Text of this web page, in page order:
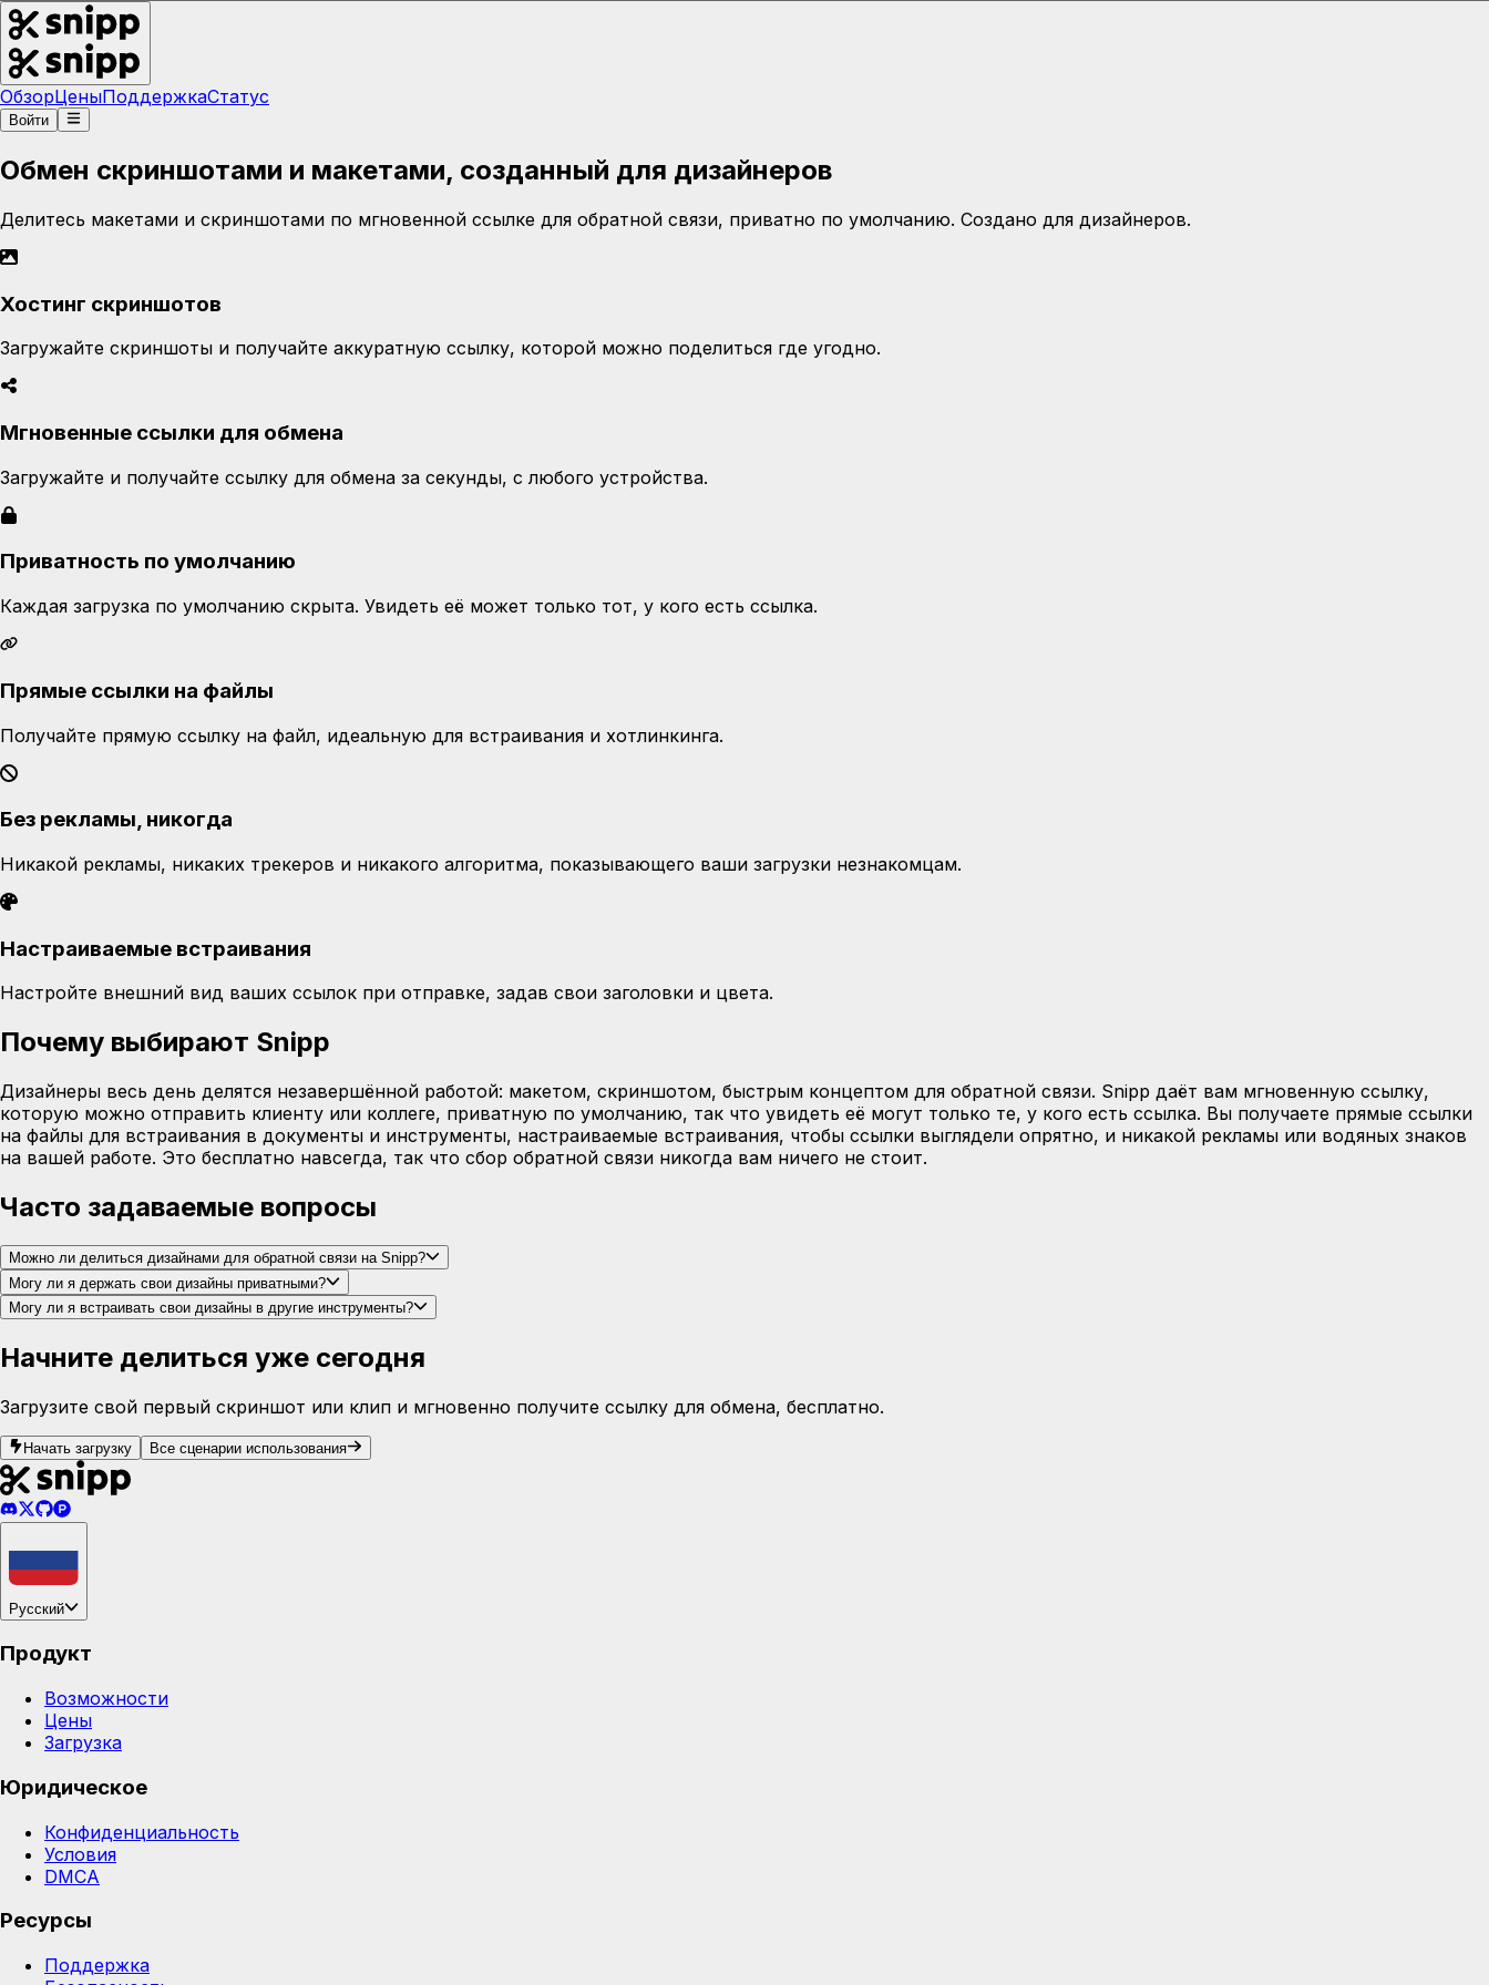
ОбзорЦеныПоддержкаСтатус
Войти
Обмен скриншотами и макетами, созданный для дизайнеров
Делитесь макетами и скриншотами по мгновенной ссылке для обратной связи, приватно по умолчанию. Создано для дизайнеров.
Хостинг скриншотов
Загружайте скриншоты и получайте аккуратную ссылку, которой можно поделиться где угодно.
Мгновенные ссылки для обмена
Загружайте и получайте ссылку для обмена за секунды, с любого устройства.
Приватность по умолчанию
Каждая загрузка по умолчанию скрыта. Увидеть её может только тот, у кого есть ссылка.
Прямые ссылки на файлы
Получайте прямую ссылку на файл, идеальную для встраивания и хотлинкинга.
Без рекламы, никогда
Никакой рекламы, никаких трекеров и никакого алгоритма, показывающего ваши загрузки незнакомцам.
Настраиваемые встраивания
Настройте внешний вид ваших ссылок при отправке, задав свои заголовки и цвета.
Почему выбирают Snipp
Дизайнеры весь день делятся незавершённой работой: макетом, скриншотом, быстрым концептом для обратной связи. Snipp даёт вам мгновенную ссылку,
которую можно отправить клиенту или коллеге, приватную по умолчанию, так что увидеть её могут только те, у кого есть ссылка. Вы получаете прямые ссылки
на файлы для встраивания в документы и инструменты, настраиваемые встраивания, чтобы ссылки выглядели опрятно, и никакой рекламы или водяных знаков
на вашей работе. Это бесплатно навсегда, так что сбор обратной связи никогда вам ничего не стоит.
Часто задаваемые вопросы
Можно ли делиться дизайнами для обратной связи на Snipp?
Могу ли я держать свои дизайны приватными?
Могу ли я встраивать свои дизайны в другие инструменты?
Начните делиться уже сегодня
Загрузите свой первый скриншот или клип и мгновенно получите ссылку для обмена, бесплатно.
Начать загрузку Все сценарии использования
Русский
Продукт
Возможности
Цены
Загрузка
Юридическое
Конфиденциальность
Условия
DMCA
Ресурсы
Поддержка